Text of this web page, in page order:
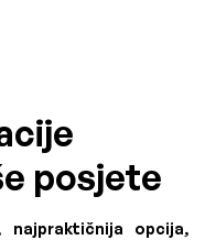
posjete
najpraktičnija opcija,